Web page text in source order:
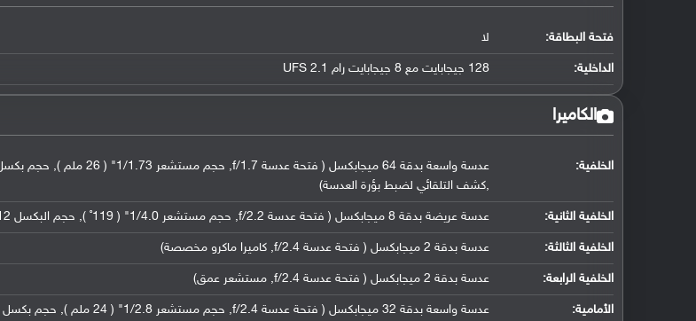
فتحة البطاقة: لا
الداخلية: 128 جيجابايت مع 8 جيجابايت رام UFS 2.1
الكاميرا
الخلفية:
,كشف التلقائي لضبط بؤرة العدسة)
الخلفية الثانية: عدسة عريضة بدقة 8 ميجابكسل ( فتحة عدسة f/2.2, حجم مستشعر 1/4.0" ( 119˚ ), حجم البكسل 1.12 مايكرومتر)
الخلفية الثالثة: عدسة بدقة 2 ميجابكسل ( فتحة عدسة f/2.4, كاميرا ماكرو مخصصة)
الخلفية الرابعة: عدسة بدقة 2 ميجابكسل ( فتحة عدسة f/2.4, مستشعر عمق)
الأمامية: عدسة واسعة بدقة 32 ميجابكسل ( فتحة عدسة f/2.4, حجم مستشعر 1/2.8" ( 24 ملم ), حجم بكسل 0.8 مايكرو متر)